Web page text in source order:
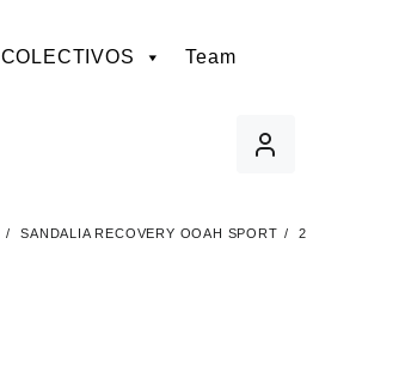
COLECTIVOS Team
SANDALIA RECOVERY OOAH SPORT 2